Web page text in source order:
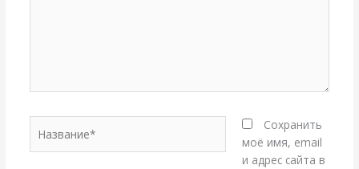
Сохранить
моё имя, email
и адрес сайта в